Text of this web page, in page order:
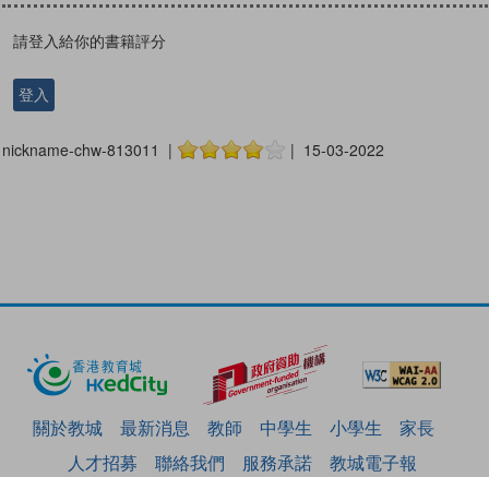
請登入給你的書籍評分
登入
nickname-chw-813011 | | 15-03-2022
關於教城 最新消息 教師 中學生 小學生
家長
人才招募
聯絡我們 服務承諾 教城電子報